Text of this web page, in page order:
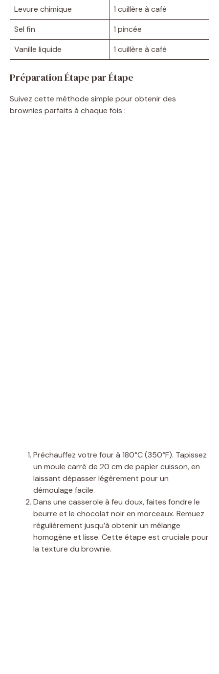
Levure chimique
1 cuillère à café
Sel fin
1 pincée
Vanille liquide
1 cuillère à café
Préparation Étape par Étape
Suivez cette méthode simple pour obtenir des
brownies parfaits à chaque fois :
Préchauffez votre four à 180°C (350°F). Tapissez
un moule carré de 20 cm de papier cuisson, en
laissant dépasser légèrement pour un
démoulage facile.
Dans une casserole à feu doux, faites fondre le
beurre et le chocolat noir en morceaux. Remuez
régulièrement jusqu’à obtenir un mélange
homogène et lisse. Cette étape est cruciale pour
la texture du brownie.